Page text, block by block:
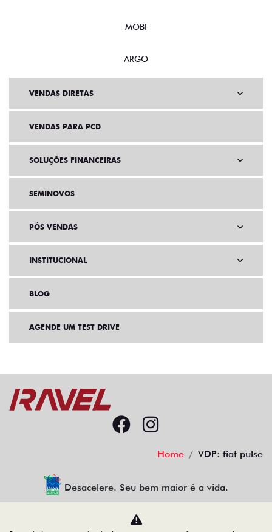
MOBI
ARGO
VENDAS DIRETAS
VENDAS PARA PCD
SOLUÇÕES FINANCEIRAS
SEMINOVOS
PÓS VENDAS
INSTITUCIONAL
BLOG
AGENDE UM TEST DRIVE
Home VDP: fiat pulse
Desacelere. Seu bem maior é a vida.